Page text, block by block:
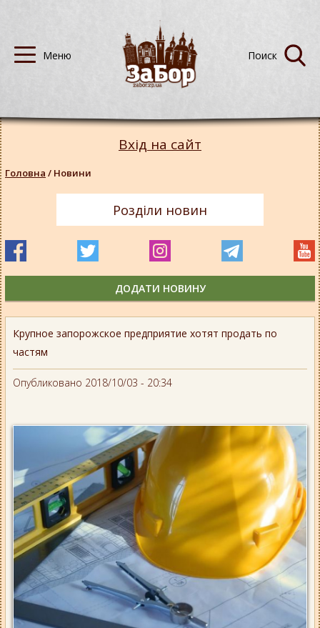
Крупное запорожское предприятие хотят продать по
частям
Опубликовано 2018/10/03 - 20:34
Вхід на сайт
Головна / Новини
Розділи новин
ДОДАТИ НОВИНУ